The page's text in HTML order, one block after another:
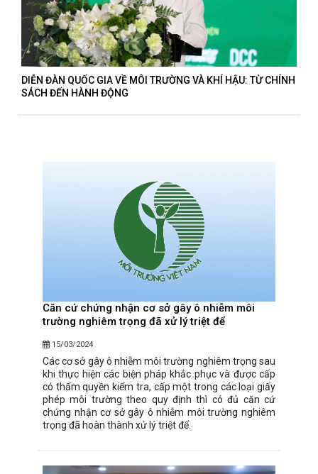
DIỄN ĐÀN QUỐC GIA VỀ MÔI TRƯỜNG VÀ KHÍ HẬU: TỪ CHÍNH
SÁCH ĐẾN HÀNH ĐỘNG
Căn cứ chứng nhận cơ sở gây ô nhiễm môi
trường nghiêm trọng đã xử lý triệt để
15/03/2024
Các cơ sở gây ô nhiễm môi trường nghiêm trọng sau
khi thực hiện các biện pháp khắc phục và được cấp
có thẩm quyền kiểm tra, cấp một trong các loại giấy
phép môi trường theo quy định thì có đủ căn cứ
chứng nhận cơ sở gây ô nhiễm môi trường nghiêm
trọng đã hoàn thành xử lý triệt để.